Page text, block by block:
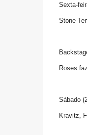
Sexta-
Stone
Roses
Sábado
Kravitz,